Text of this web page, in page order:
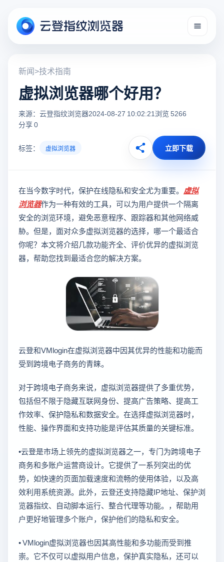
新闻>技术指南
虚拟浏览器哪个好用？
来源：云登指纹浏览器2024-08-27 10:02:21浏览 5266
分享 0
标签： 虚拟浏览器 立即下载
在当今数字时代，保护在线隐私和安全尤为重要。 虚拟
浏览器作为一种有效的工具，可以为用户提供一个隔离
安全的浏览环境，避免恶意程序、跟踪器和其他网络威
胁。但是，面对众多虚拟浏览器的选择，哪一个最适合
你呢？本文将介绍几款功能齐全、评价优异的虚拟浏览
器，帮助您找到最适合您的解决方案。
云登和VMlogin在虚拟浏览器中因其优异的性能和功能而
受到跨境电子商务的青睐。
对于跨境电子商务来说，虚拟浏览器提供了多重优势，
包括但不限于隐藏互联网身份、提高广告策略、提高工
作效率、保护隐私和数据安全。在选择虚拟浏览器时，
性能、操作界面和支持功能是评估其质量的关键标准。
•云登是市场上领先的虚拟浏览器之一，专门为跨境电子
商务和多账户运营商设计。它提供了一系列突出的优
势，如快速的页面加载速度和流畅的使用体验，以及高
效利用系统资源。此外，云登还支持隐藏IP地址、保护浏
览器指纹、自动脚本运行、整合代理等功能。，帮助用
户更好地管理多个账户，保护他们的隐私和安全。
• VMlogin虚拟浏览器也因其高性能和多功能而受到推
崇。它不仅可以虚拟用户信息，保护真实隐私，还可以